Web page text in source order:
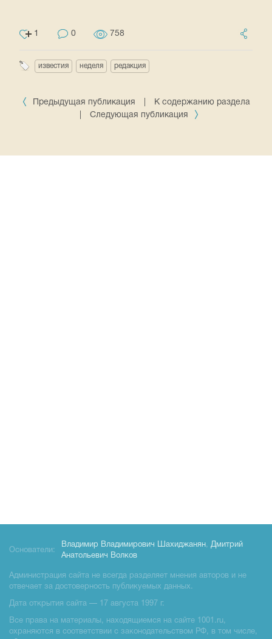
1 0 758
известия неделя редакция
Предыдущая публикация
К содержанию раздела
Следующая публикация
Основатели:
Владимир Владимирович Шахиджанян, Дмитрий
Анатольевич Волков
Администрация сайта не всегда разделяет мнения авторов и не
отвечает за достоверность публикуемых данных.
Дата открытия сайта — 17 августа 1997 г.
Все права на материалы, находящиемся на сайте 1001.ru,
охраняются в соответствии с законодательством РФ, в том числе,